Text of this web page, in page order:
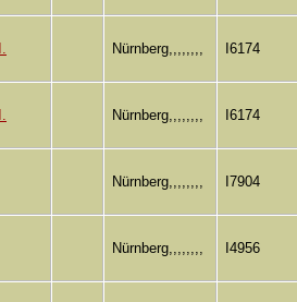
Nürnberg,,,,,,,, I6174
Nürnberg,,,,,,,, I6174
Nürnberg,,,,,,,, I7904
Nürnberg,,,,,,,, I4956